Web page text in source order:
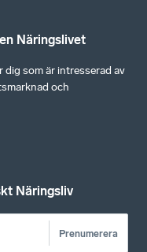
Näringslivet
som är intresserad av
och
Näringsliv
Prenumerera